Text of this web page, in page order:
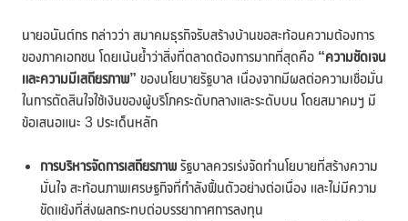
นายอนันต์กร กล่าวว่า สมาคมธุรกิจรับสร้างบ้านขอสะท้อนความต้องการ
ของภาคเอกชน โดยเน้นย้ำว่าสิ่งที่ตลาดต้องการมากที่สุดคือ “ความชัดเจน
และความมีเสถียรภาพ” ของนโยบายรัฐบาล เนื่องจากมีผลต่อความเชื่อมั่น
ในการตัดสินใจใช้เงินของผู้บริโภคระดับกลางและระดับบน โดยสมาคมฯ มี
ข้อเสนอแนะ 3 ประเด็นหลัก
การบริหารจัดการเสถียรภาพ รัฐบาลควรเร่งจัดทำนโยบายที่สร้างความ
มั่นใจ สะท้อนภาพเศรษฐกิจที่กำลังฟื้นตัวอย่างต่อเนื่อง และไม่มีความ
ขัดแย้งที่ส่งผลกระทบต่อบรรยากาศการลงทุน